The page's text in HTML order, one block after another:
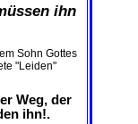
ihn
Sohn Gottes
"Leiden"
Weg, der
ihn!.